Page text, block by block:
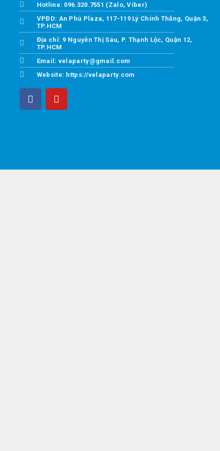
Hotline: 096.320.7551 (Zalo, Viber)
VPĐD: An Phú Plaza, 117-119 Lý Chính Thắng, Quận 3,
TP.HCM
Địa chỉ: 9 Nguyễn Thị Sáu, P. Thạnh Lộc, Quận 12,
TP.HCM
Email: velaparty@gmail.com
Website: https://velaparty.com